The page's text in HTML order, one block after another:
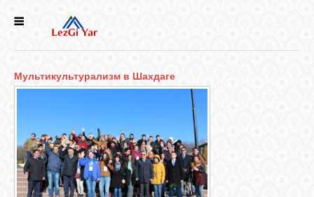
СЕЛА
КУЛЬТУРА
Мультикультурализм в Шахдаге